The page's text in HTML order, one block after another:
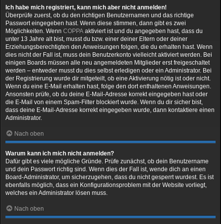
Ich habe mich registriert, kann mich aber nicht anmelden!
Überprüfe zuerst, ob du den richtigen Benutzernamen und das richtige
Passwort eingegeben hast. Wenn diese stimmen, dann gibt es zwei
Möglichkeiten. Wenn COPPA aktiviert ist und du angegeben hast, dass du
unter 13 Jahre alt bist, musst du bzw. einer deiner Eltern oder deiner
Erziehungsberechtigten den Anweisungen folgen, die du erhalten hast. Wenn
dies nicht der Fall ist, muss dein Benutzerkonto vielleicht aktiviert werden. Bei
einigen Boards müssen alle neu angemeldeten Mitglieder erst freigeschaltet
werden – entweder musst du dies selbst erledigen oder ein Administrator. Bei
der Registrierung wurde dir mitgeteilt, ob eine Aktivierung nötig ist oder nicht.
Wenn du eine E-Mail erhalten hast, folge den dort enthaltenen Anweisungen.
Ansonsten prüfe, ob du deine E-Mail-Adresse korrekt eingegeben hast oder
die E-Mail von einem Spam-Filter blockiert wurde. Wenn du dir sicher bist,
dass deine E-Mail-Adresse korrekt eingegeben wurde, dann kontaktiere einen
Administrator.
Nach oben
Warum kann ich mich nicht anmelden?
Dafür gibt es viele mögliche Gründe. Prüfe zunächst, ob dein Benutzername
und dein Passwort richtig sind. Wenn dies der Fall ist, wende dich an einen
Board-Administrator, um sicherzugehen, dass du nicht gesperrt wurdest. Es ist
ebenfalls möglich, dass ein Konfigurationsproblem mit der Website vorliegt,
welches ein Administrator lösen muss.
Nach oben